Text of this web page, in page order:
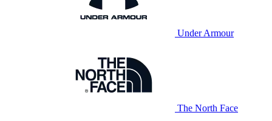
Under Armour
The North Face